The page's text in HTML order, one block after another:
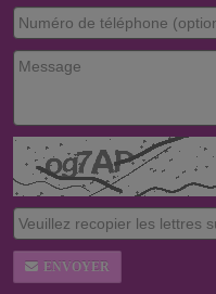
ENVOYER